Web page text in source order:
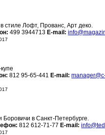
стиле Лофт, Прованс, Арт деко.
499 3944713 E-mail:
812 95-65-441 E-mail:
в Санкт-Петербурге.
812 612-71-77 E-mail: